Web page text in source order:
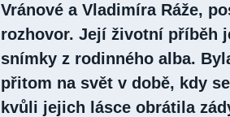
Vránové a Vladimíra Ráže,
rozhovor. Její životní příběh
snímky z rodinného alba.
přitom na svět v době, kdy
kvůli jejich lásce obrátila